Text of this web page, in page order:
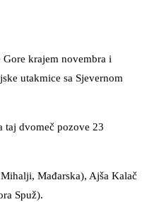
Gore krajem novembra i
utakmice sa Sjevernom
taj dvomeč pozove 23
Mađarska), Ajša Kalač
Spuž).